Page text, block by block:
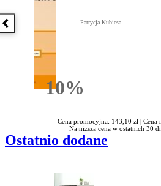
Poprzednia książka
10%Rabatu
Patrycja Kubiesa
Cena promocyjna: 143,10 zł | Cena
Najniższa cena w ostatnich 30
Ostatnio dodane